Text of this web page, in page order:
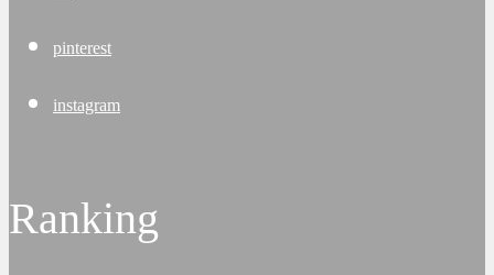
pinterest
instagram
Ranking